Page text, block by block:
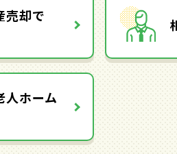
売却で
人ホーム